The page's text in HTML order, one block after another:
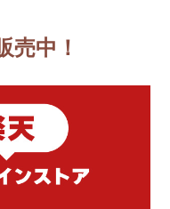
売中！